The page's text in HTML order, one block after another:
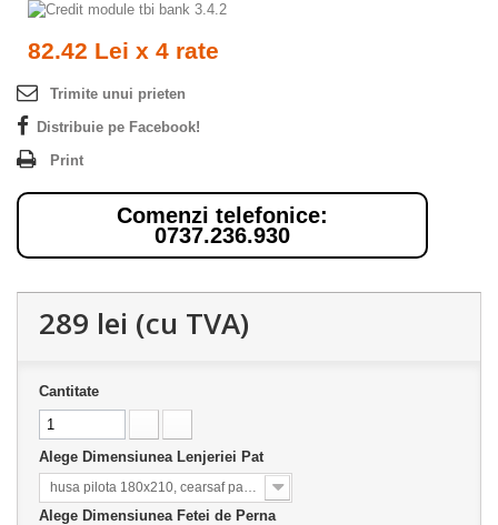
82.42 Lei x 4 rate
Trimite unui prieten
Distribuie pe Facebook!
Print
Comenzi telefonice:
0737.236.930
289 lei (cu TVA)
Cantitate
Alege Dimensiunea Lenjeriei Pat
husa pilota 180x210, cearsaf pat 220x230
Alege Dimensiunea Fetei de Perna